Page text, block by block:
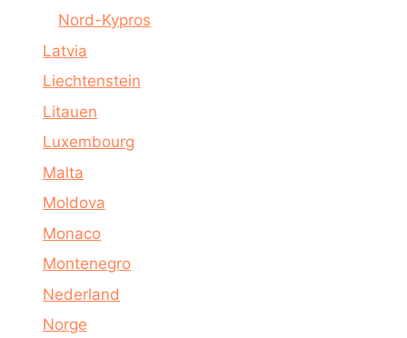
Nord-Kypros
Latvia
Liechtenstein
Litauen
Luxembourg
Malta
Moldova
Monaco
Montenegro
Nederland
Norge